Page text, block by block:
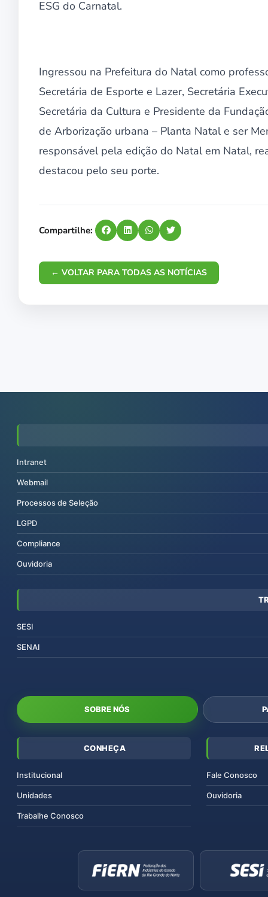
ESG do Carnatal.
Ingressou na Prefeitura do Natal como
Secretária de Esporte e Lazer, Secretária
Secretária da Cultura e Presidente da
de Arborização urbana – Planta Natal e ser
responsável pela edição do Natal em Natal,
destacou pelo seu porte.
Compartilhe:
← VOLTAR PARA TODAS AS NOTÍCIAS
Intranet
Webmail
Processos de Seleção
LGPD
Compliance
Ouvidoria
SESI
SENAI
SOBRE NÓS
CONHEÇA
Institucional
Unidades
Trabalhe Conosco
Fale Conosco
Ouvidoria